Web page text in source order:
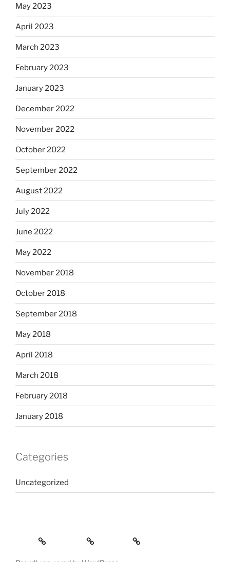
May 2023
April 2023
March 2023
February 2023
January 2023
December 2022
November 2022
October 2022
September 2022
August 2022
July 2022
June 2022
May 2022
November 2018
October 2018
September 2018
May 2018
April 2018
March 2018
February 2018
January 2018
Categories
Uncategorized
Home Services Contact